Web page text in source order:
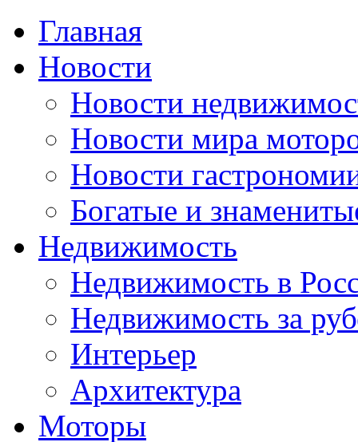
Главная
Новости
Новости
Новости мира
Новости
Богатые и
Недвижимость
Недвижимость в
Недвижимость за
Интерьер
Архитектура
Моторы